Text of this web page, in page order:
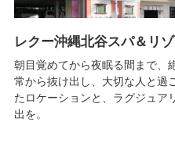
レクー沖縄北谷スパ＆リ
朝目覚めてから夜眠る間まで、
常から抜け出し、大切な人と過
たロケーションと、ラグジュア
出を。